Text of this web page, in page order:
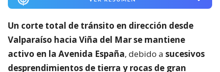
Un corte total de tránsito en dirección desde
Valparaíso hacia Viña del Mar se mantiene
activo en la Avenida España, debido a sucesivos
desprendimientos de tierra y rocas de gran